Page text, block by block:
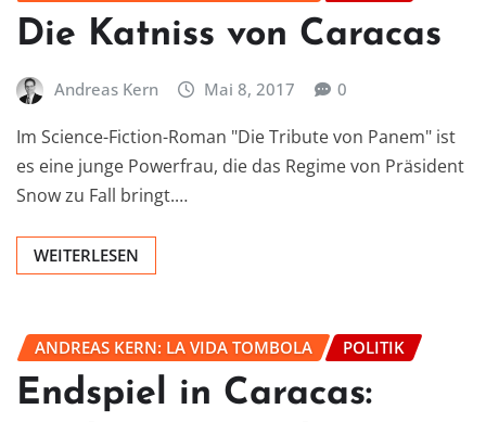
Die Katniss von Caracas
Andreas Kern Mai 8, 2017 0
Im Science-Fiction-Roman "Die Tribute von Panem" ist
es eine junge Powerfrau, die das Regime von Präsident
Snow zu Fall bringt.…
WEITERLESEN
ANDREAS KERN: LA VIDA TOMBOLA POLITIK
Endspiel in Caracas: